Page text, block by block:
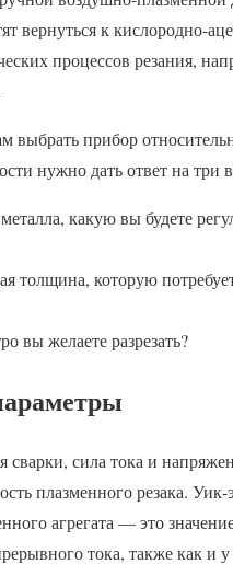
вернуться к кислородно-
процессов резания,
выбрать прибор
нужно дать ответ на три
какую вы будете
толщина, которую
вы желаете разрезать?
сварки, сила тока и
плазменного резака.
агрегата — это
тока, также как и у